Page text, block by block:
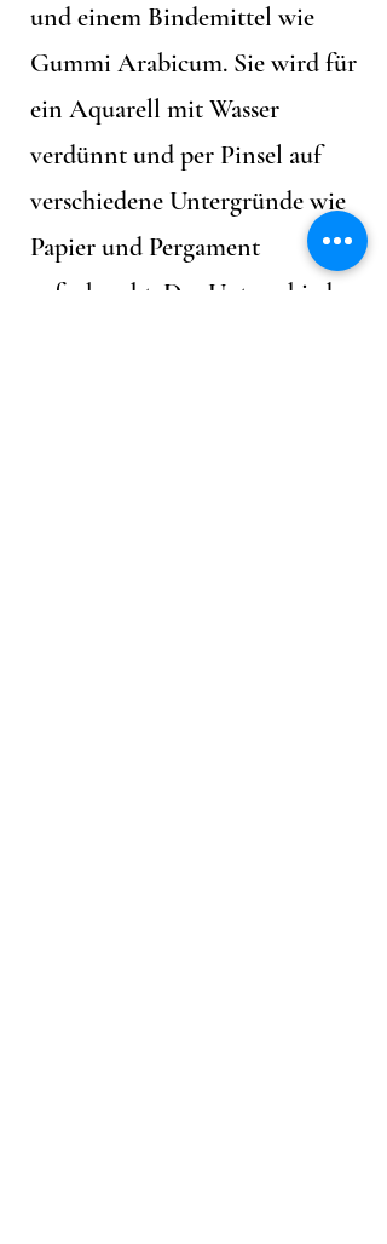
und einem Bindemittel wie
Gummi Arabicum. Sie wird für
ein Aquarell mit Wasser
verdünnt und per Pinsel auf
verschiedene Untergründe wie
Papier und Pergament
aufgebracht. Der Unterschied